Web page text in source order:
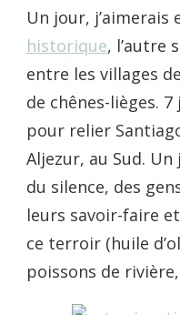
Un jour,
historique, l’autre
entre les villages de
de chênes-lièges.
pour relier
Aljezur, au Sud.
du silence, des
leurs savoir-faire
ce terroir (huile
poissons de